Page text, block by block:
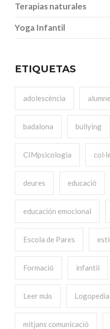
Terapias naturales
Yoga Infantil
ETIQUETAS
adolescència
badalona bullying
CIMpsicologia
deures educació
educación emocional
Escola de Pares
Formació infantil
Leer más Logopedia
mitjans comunicació